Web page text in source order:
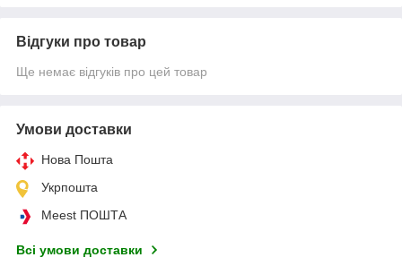
Відгуки про товар
Ще немає відгуків про цей товар
Умови доставки
Нова Пошта
Укрпошта
Meest ПОШТА
Всі умови доставки